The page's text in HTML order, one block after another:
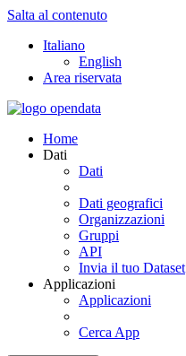
Salta al contenuto
Italiano
English
Area riservata
Home
Dati
Dati
Dati geografici
Organizzazioni
Gruppi
API
Invia il tuo Dataset
Applicazioni
Applicazioni
Cerca App